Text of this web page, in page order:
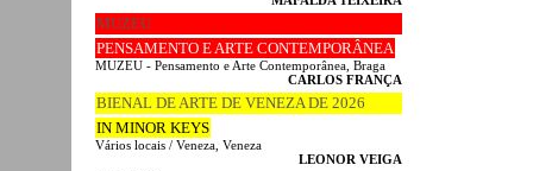
MUZEU
PENSAMENTO E ARTE CONTEMPORÂNEA
MUZEU - Pensamento e Arte Contemporânea, Braga
CARLOS FRANÇA
BIENAL DE ARTE DE VENEZA DE 2026
IN MINOR KEYS
Vários locais / Veneza, Veneza
LEONOR VEIGA